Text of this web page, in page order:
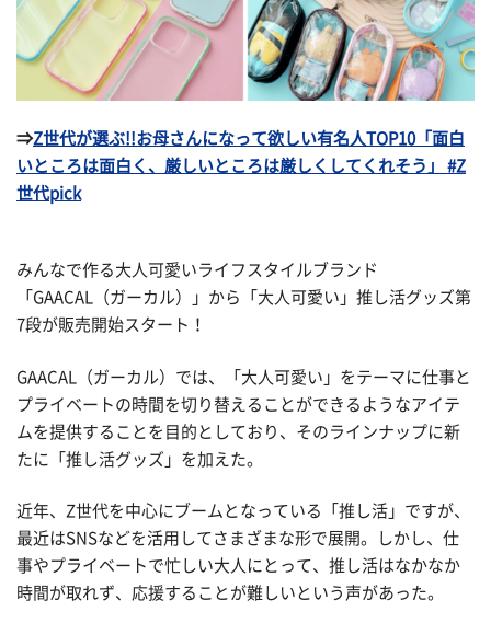
⇒Z世代が選ぶ!!お母さんになって欲しい有名人TOP10「面白
いところは面白く、厳しいところは厳しくしてくれそう」 #Z
世代pick
みんなで作る大人可愛いライフスタイルブランド
「GAACAL（ガーカル）」から「大人可愛い」推し活グッズ第
7段が販売開始スタート！
GAACAL（ガーカル）では、「大人可愛い」をテーマに仕事と
プライベートの時間を切り替えることができるようなアイテ
ムを提供することを目的としており、そのラインナップに新
たに「推し活グッズ」を加えた。
近年、Z世代を中心にブームとなっている「推し活」ですが、
最近はSNSなどを活用してさまざまな形で展開。しかし、仕
事やプライベートで忙しい大人にとって、推し活はなかなか
時間が取れず、応援することが難しいという声があった。